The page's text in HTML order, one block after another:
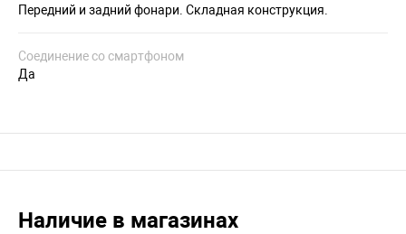
Передний и задний фонари. Складная конструкция.
Соединение со смартфоном
Да
Наличие в магазинах